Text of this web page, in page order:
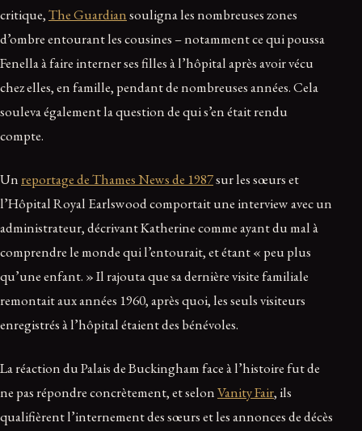
critique,The Guardiansouligna les nombreuses zones
d’ombre entourant les cousines – notamment ce qui poussa
Fenella à faire interner ses filles à l’hôpital après avoir vécu
chez elles, en famille, pendant de nombreuses années. Cela
souleva également la question de qui s’en était rendu
compte.
Un reportage de Thames News de 1987sur les sœurs et
l’Hôpital Royal Earlswood comportait une interview avec un
administrateur, décrivant Katherine comme ayant du mal à
comprendre le monde qui l’entourait, et étant « peu plus
qu’une enfant. » Il rajouta que sa dernière visite familiale
remontait aux années 1960, après quoi, les seuls visiteurs
enregistrés à l’hôpital étaient des bénévoles.
La réaction du Palais de Buckingham face à l’histoire fut de
ne pas répondre concrètement, et selonVanity Fair, ils
qualifièrent l’internement des sœurs et les annonces de décès